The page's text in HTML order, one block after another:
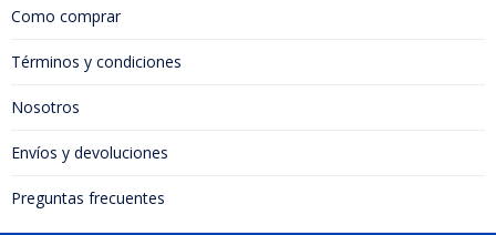
Como comprar
Términos y condiciones
Nosotros
Envíos y devoluciones
Preguntas frecuentes